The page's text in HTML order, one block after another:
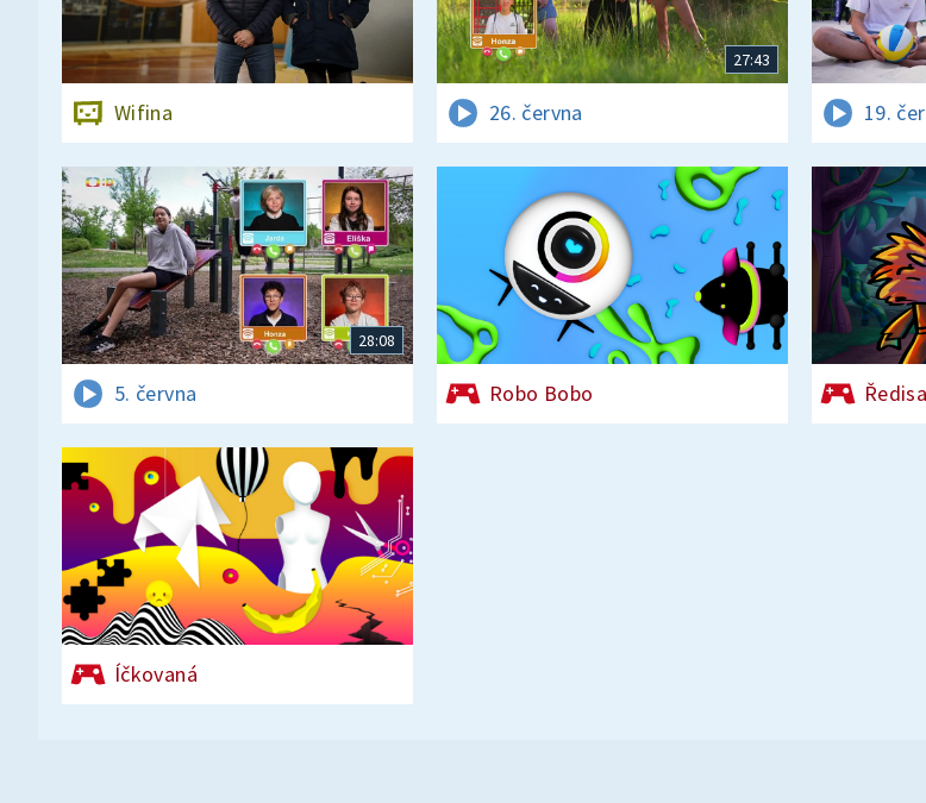
Wifina
27:43
26. června 19.
28:08
5. června Robo Bobo
Íčkovaná